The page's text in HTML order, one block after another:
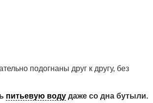
подогнаны друг к другу, без
питьевую воду даже со дна бутыли.